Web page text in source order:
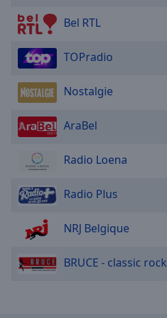
Bel RTL
TOPradio
Nostalgie
AraBel
Radio Loena
Radio Plus
NRJ Belgique
BRUCE - classic rock